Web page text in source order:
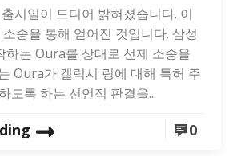
시일이 드디어 밝혀졌습니다. 이
송을 통해 얻어진 것입니다. 삼성
하는 Oura를 상대로 선제 소송을
Oura가 갤럭시 링에 대해 특허 주
도록 하는 선언적 판결을...
0